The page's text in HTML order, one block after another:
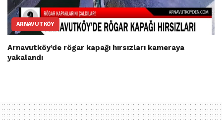
ARNAVUTKÖY
Arnavutköy’de rögar kapağı hırsızları kameraya
yakalandı